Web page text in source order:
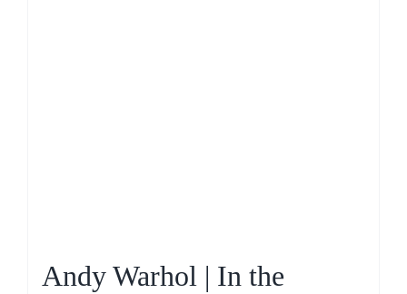
Andy Warhol | In the